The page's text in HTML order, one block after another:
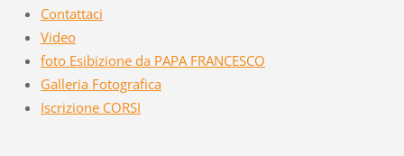
Contattaci
Video
foto Esibizione da PAPA FRANCESCO
Galleria Fotografica
Iscrizione CORSI